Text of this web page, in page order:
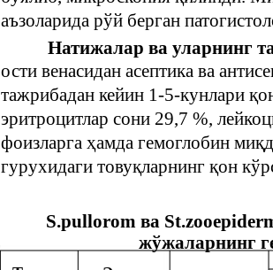
аъзоларида рўй берган
Натижалар ва уларнинг
ости венасидан асептика ва
тажрибадан кейин 1-5-кунлари
эритроцитлар сони 29,7 %,
фоизларга ҳамда гемоглобин
гурухидаги товуқларнинг қон
S.pullоrom ва
жўжаларнинг